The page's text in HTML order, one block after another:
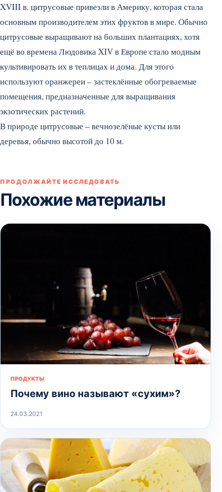
XVIII в. цитрусовые привезли в Америку, которая стала
основным производителем этих фруктов в мире. Обычно
цитрусовые выращивают на больших плантациях, хотя
ещё во времена Людовика XIV в Европе стало модным
культивировать их в теплицах и дома. Для этого
используют оранжереи – застеклённые обогреваемые
помещения, предназначенные для выращивания
экзотических растений.
В природе цитрусовые – вечнозелёные кусты или
деревья, обычно высотой до 10 м.
ПРОДОЛЖАЙТЕ ИССЛЕДОВАТЬ
Похожие материалы
ПРОДУКТЫ
Почему вино называют «сухим»?
24.03.2021